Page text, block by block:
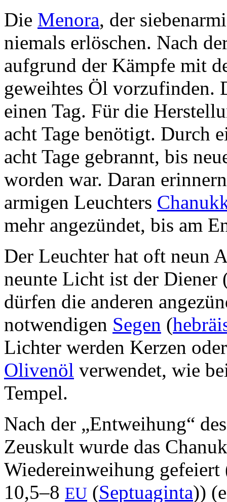
Die Menora, der
niemals erlöschen. Nach
aufgrund der Kämpfe mit
geweihtes Öl vorzufinden.
einen Tag. Für die
acht Tage benötigt. Durch
acht Tage gebrannt, bis
worden war. Daran
armigen Leuchters
mehr angezündet, bis am
Der Leuchter hat oft neun
neunte Licht ist der Diener
dürfen die anderen
notwendigen Segen (
Lichter werden Kerzen
Olivenöl verwendet, wie
Tempel.
Nach der „Entweihung“
Zeuskult wurde das
Wiedereinweihung gefeiert
10,5–8 EU (Septuaginta))